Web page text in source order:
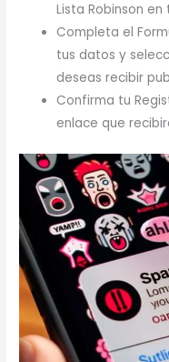
Lista Robinson en
Completa el
tus datos y
deseas recibir
Confirma tu
enlace que